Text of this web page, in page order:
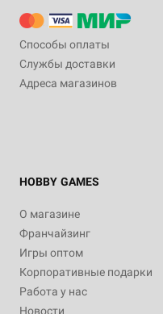
Способы оплаты
Службы доставки
Адреса магазинов
HOBBY GAMES
О магазине
Франчайзинг
Игры оптом
Корпоративные подарки
Работа у нас
Новости